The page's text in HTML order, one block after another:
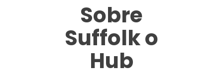
Sobre
Suffolk o
Hub